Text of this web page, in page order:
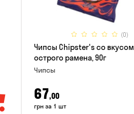
(0)
Чипсы Chipster's со вкусом
острого рамена, 90г
Чипсы
67,00
грн за 1 шт